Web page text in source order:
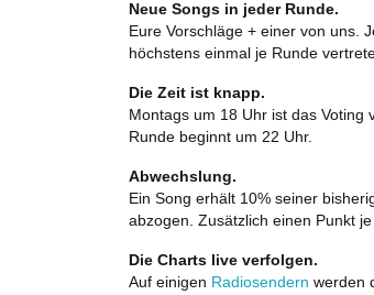
Neue Songs in jeder Runde.
Eure Vorschläge + einer von uns.
höchstens einmal je Runde
Die Zeit ist knapp.
Montags um 18 Uhr ist das Voting
Runde beginnt um 22 Uhr.
Abwechslung.
Ein Song erhält 10% seiner
abzogen. Zusätzlich einen Punkt
Die Charts live verfolgen.
Auf einigen Radiosendern werden